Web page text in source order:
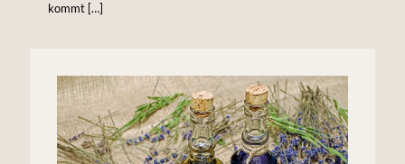
kommt […]